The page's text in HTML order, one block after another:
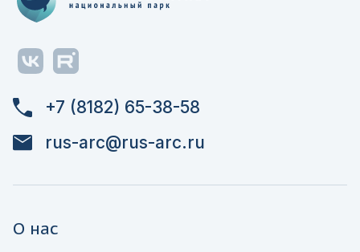
+7 (8182) 65-38-58
rus-arc@rus-arc.ru
О нас